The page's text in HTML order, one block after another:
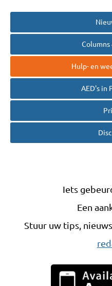
Columns
Hulp- en
AED's in
Iets
Een
Stuur uw tips,